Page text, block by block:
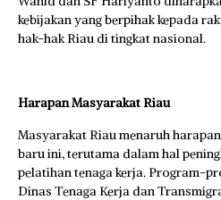
kebijakan yang berpihak kepada
hak-hak Riau di tingkat nasional.
Harapan Masyarakat Riau
Masyarakat Riau menaruh
baru ini, terutama dalam hal
pelatihan tenaga kerja. Program-
Dinas Tenaga Kerja dan